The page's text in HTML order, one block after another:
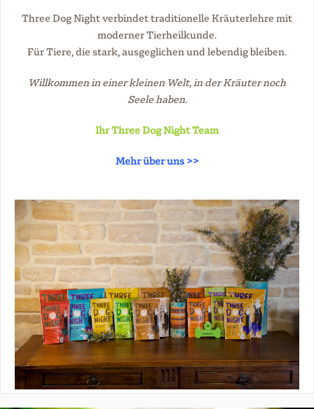
Three Dog Night verbindet traditionelle Kräuterlehre mit
moderner Tierheilkunde.
Für Tiere, die stark, ausgeglichen und lebendig bleiben.
Willkommen in einer kleinen Welt, in der Kräuter noch
Seele haben.
Ihr Three Dog Night Team
Mehr über uns >>